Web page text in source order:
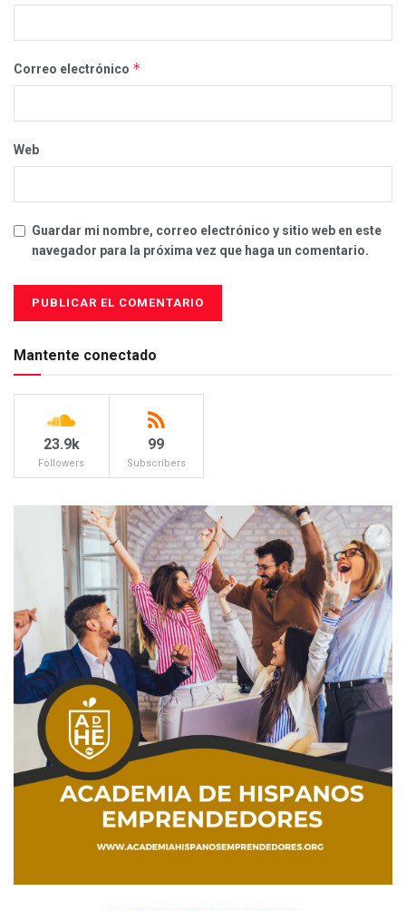
Correo electrónico *
Web
Guardar mi nombre, correo electrónico y sitio web en este
navegador para la próxima vez que haga un comentario.
Mantente conectado
23.9k
Followers
99
Subscribers